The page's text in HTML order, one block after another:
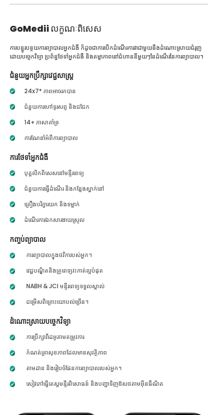
GoMedii លក្ខណៈពិសេស
ការបន្ធូរបន្ថយការព្យាបាលអ្នកជំងឺ ក៏ដូចជាការបើកដំណើរការវាជាមួយនឹងដំណោះស្រាយជំរុញ
ដោយបច្ចេកវិទ្យា ប្រព័ន្ធថែទាំអ្នកជំងឺ និងតម្លាភាពនៅជំហាននីមួយៗនៃដំណើរនៃការព្យាបាល។
ជំនួយអ្នកប្រឹក្សាវេជ្ជសាស្ត្រ
24x7* ភាពអាចរកបាន
ជំនួយការហៅទូរសព្ទ និងជជែក
14+ ភាសាគាំទ្រ
ការណែនាំអំពីការព្យាបាល
ការថែទាំអ្នកជំងឺ
បុគ្គលិកពិសេសនៅមន្ទីរពេទ្យ
ជំនួយការធ្វើដំណើរ និងកន្លែងស្នាក់នៅ
គ្រឿងបរិក្ខារយក និងទម្លាក់
ដំណើរការឯកសារងាយស្រួល
កញ្ចប់ព្យាបាល
ការព្យាបាលក្នុងថវិការបស់អ្នក។
វេជ្ជបណ្ឌិតនិងគ្រូពេទ្យវះកាត់ល្អបំផុត
NABH & JCI មន្ទីរពេទ្យទទួលស្គាល់
ជម្រើសពិគ្រោះយោបល់ច្រើន។
ដំណោះស្រាយបច្ចេកវិទ្យា
ការប្រឹក្សាវីដេអូតាមតម្រូវការ
កំណត់ត្រាសុខភាពដែលមានសុវត្ថិភាព
តាមដាន និងរៀបចំផែនការព្យាបាលរបស់អ្នក។
សៀវភៅធ្វើតេស្តមន្ទីរពិសោធន៍ និងបញ្ជាទិញឱសថតាមអ៊ីនធឺណិត